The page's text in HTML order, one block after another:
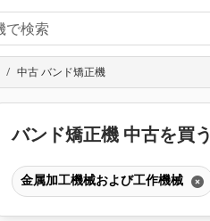
中古 バンド矯正機
バンド矯正機 中古を買う
金属加工機械および工作機械